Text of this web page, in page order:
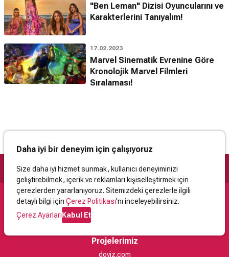
"Ben Leman" Dizisi Oyuncularını ve
Karakterlerini Tanıyalım!
17.02.2023
Marvel Sinematik Evrenine Göre
Kronolojik Marvel Filmleri
Sıralaması!
Daha iyi bir deneyim için çalışıyoruz
Size daha iyi hizmet sunmak, kullanıcı deneyiminizi
geliştirebilmek, içerik ve reklamları kişiselleştirmek için
çerezlerden yararlanıyoruz. Sitemizdeki çerezlerle ilgili
detaylı bilgi için Çerez Politikası'nı inceleyebilirsiniz.
Çerez AyarlarıKabul Et
Destek
İletişimYardımKullanıcı Sözleşmesi
Projelerimiz
doviz.com